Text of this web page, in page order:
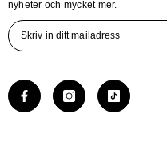
nyheter och mycket mer.